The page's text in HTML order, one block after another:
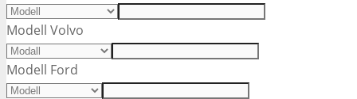
Modell Volvo
Modell Ford